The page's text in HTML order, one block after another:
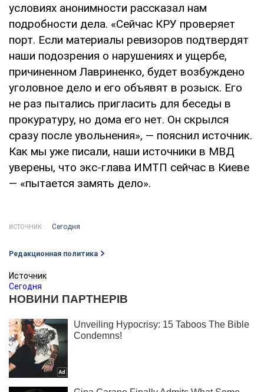
условиях анонимности рассказал нам
подробности дела. «Сейчас КРУ проверяет
порт. Если материалы ревизоров подтвердят
наши подозрения о нарушениях и ущербе,
причиненном Лавриненко, будет возбуждено
уголовное дело и его объявят в розыск. Его
не раз пытались пригласить для беседы в
прокуратуру, но дома его нет. Он скрылся
сразу после увольнения», — пояснил источник.
Как мы уже писали, наши источники в МВД
уверены, что экс-глава ИМТП сейчас в Киеве
— «пытается замять дело».
ИСТОЧНИК: Сегодня
Редакционная политика
Источник
Сегодня